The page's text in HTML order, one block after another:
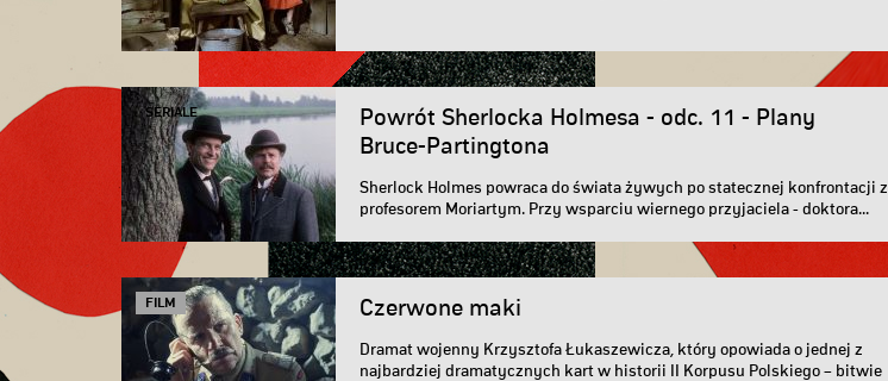
SERIALE
Powrót Sherlocka Holmesa - odc. 11 - Plany
Bruce-Partingtona
Sherlock Holmes powraca do świata żywych po statecznej konfrontacji z
profesorem Moriartym. Przy wsparciu wiernego przyjaciela - doktora...
FILM Czerwone maki
Dramat wojenny Krzysztofa Łukaszewicza, który opowiada o jednej z
najbardziej dramatycznych kart w historii II Korpusu Polskiego – bitwie